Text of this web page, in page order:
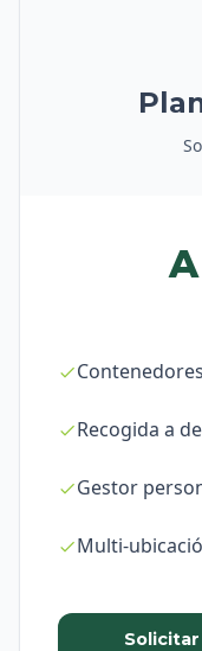
Recogida a
Gestor
Multi-
Solicitar